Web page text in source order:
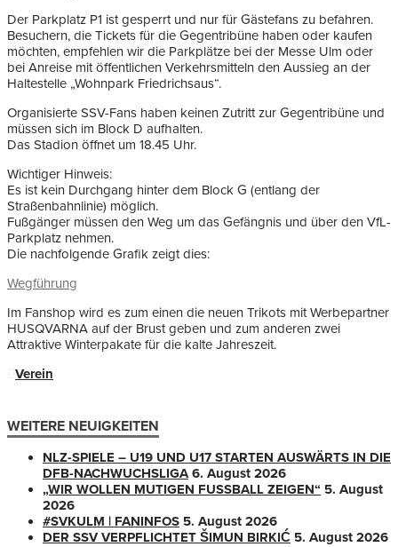
Der Parkplatz P1 ist gesperrt und nur für Gästefans zu befahren.
Besuchern, die Tickets für die Gegentribüne haben oder kaufen
möchten, empfehlen wir die Parkplätze bei der Messe Ulm oder
bei Anreise mit öffentlichen Verkehrsmitteln den Aussieg an der
Haltestelle „Wohnpark Friedrichsaus“.
Organisierte SSV-Fans haben keinen Zutritt zur Gegentribüne und
müssen sich im Block D aufhalten.
Das Stadion öffnet um 18.45 Uhr.
Wichtiger Hinweis:
Es ist kein Durchgang hinter dem Block G (entlang der
Straßenbahnlinie) möglich.
Fußgänger müssen den Weg um das Gefängnis und über den VfL-
Parkplatz nehmen.
Die nachfolgende Grafik zeigt dies:
Wegführung
Im Fanshop wird es zum einen die neuen Trikots mit Werbepartner
HUSQVARNA auf der Brust geben und zum anderen zwei
Attraktive Winterpakate für die kalte Jahreszeit.
Verein
WEITERE NEUIGKEITEN
NLZ-SPIELE – U19 UND U17 STARTEN AUSWÄRTS IN DIE
DFB-NACHWUCHSLIGA 6. August 2026
„WIR WOLLEN MUTIGEN FUSSBALL ZEIGEN“
5. August
2026
#SVKULM | FANINFOS 5. August 2026
DER SSV VERPFLICHTET ŠIMUN BIRKIĆ 5. August 2026